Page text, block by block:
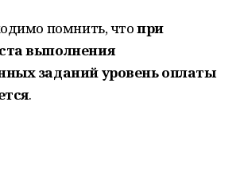
помнить, чтопри
выполнения
заданий уровень оплаты
.